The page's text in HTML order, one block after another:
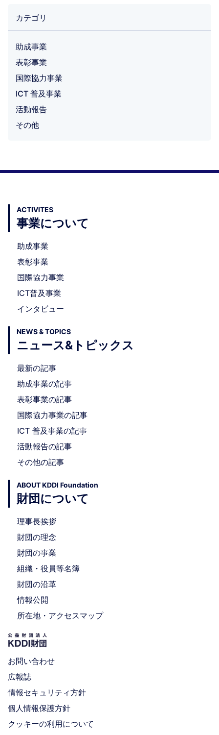
カテゴリ
助成事業
表彰事業
国際協力事業
ICT 普及事業
活動報告
その他
ACTIVITES
事業について
助成事業
表彰事業
国際協力事業
ICT普及事業
インタビュー
NEWS & TOPICS
ニュース&トピックス
最新の記事
助成事業の記事
表彰事業の記事
国際協力事業の記事
ICT 普及事業の記事
活動報告の記事
その他の記事
ABOUT KDDI Foundation
財団について
理事長挨拶
財団の理念
財団の事業
組織・役員等名簿
財団の沿革
情報公開
所在地・アクセスマップ
お問い合わせ
広報誌
情報セキュリティ方針
個人情報保護方針
クッキーの利用について